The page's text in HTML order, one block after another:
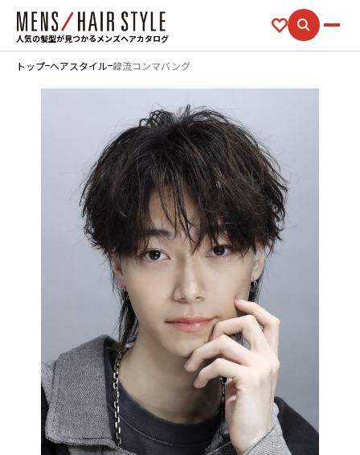
人気の髪型が見つかるメンズヘアカタログ
トップ ヘアスタイル 韓流コンマバング